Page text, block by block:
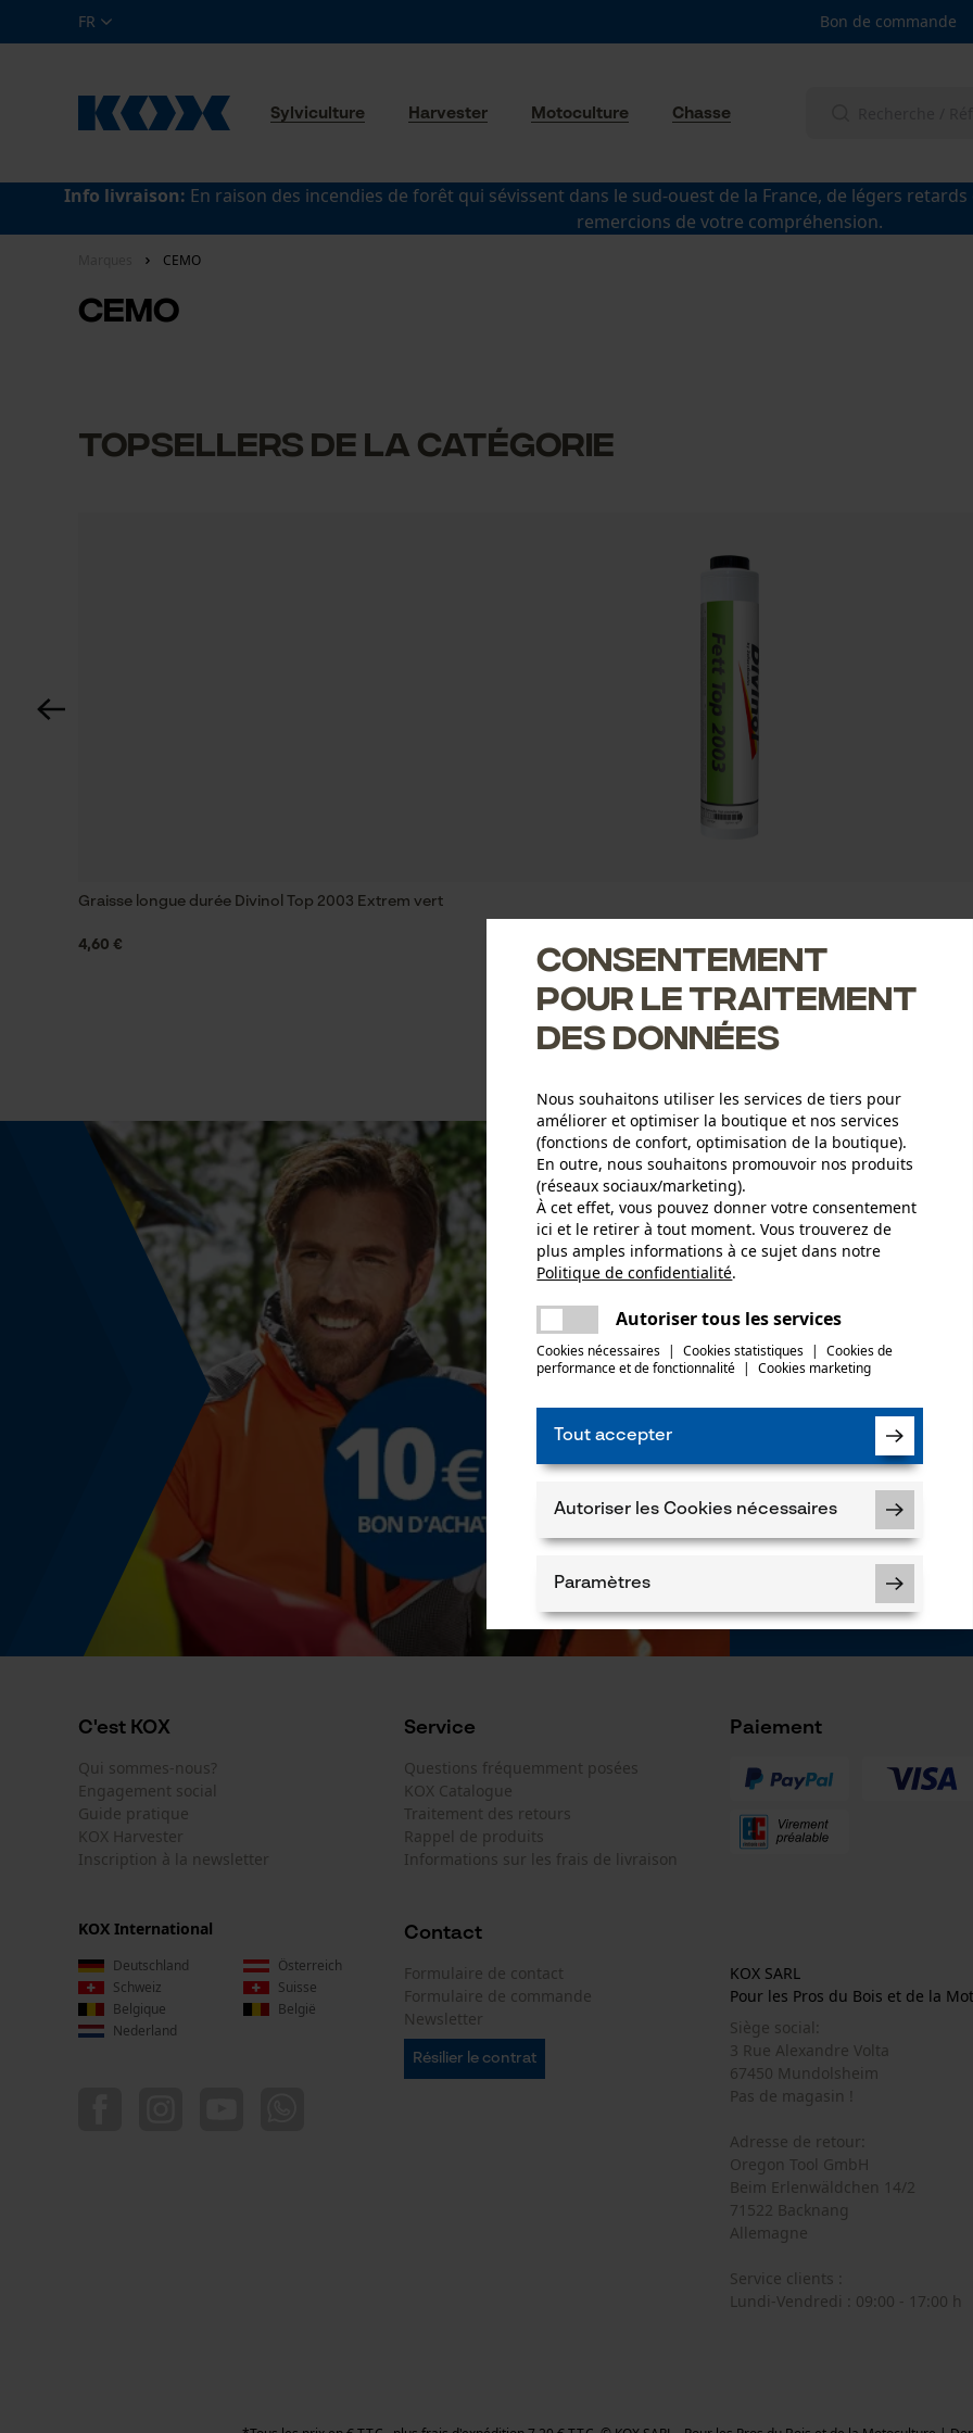
FR Bon de commande
Sylviculture Harvester Motoculture Chasse
Info livraison: En raison des incendies de forêt qui sévissent dans le sud-ouest de la France, de légers
remercions de votre compréhension.
CEMO
CEMO
topsellers de la catégorie
Graisse longue durée Divinol Top 2003 Extrem vert
4,60 €
Si vous
faire parvenir
notre
des tiers. Vous
moment sur
un lien tout en
* Champs
*** Valable à
C'est KOX
Qui sommes-nous?
Engagement social
Guide pratique
KOX Harvester
Inscription à la newsletter
Service
Questions fréquemment posées
KOX Catalogue
Traitement des retours
Rappel de produits
Informations sur les frais de livraison
Paiement
Contact
Formulaire de contact
Formulaire de commande
Newsletter
Résilier le contrat
KOX SARL
Pour les Pros du Bois et de la
Siège social:
3 Rue Alexandre Volta
67450 Mundolsheim
Pas de magasin !
Adresse de retour:
Oregon Tool GmbH
Beim Erlenwäldchen 14/2
71522 Backnang
Allemagne
Service clients :
Lundi-Vendredi : 09:00 - 17:00 h
KOX International
Deutschland
Österreich
Schweiz
Suisse
Belgique
België
Nederland
Consentement
pour le traitement
des données
Nous souhaitons utiliser les services de tiers pour
améliorer et optimiser la boutique et nos services
(fonctions de confort, optimisation de la boutique).
En outre, nous souhaitons promouvoir nos produits
(réseaux sociaux/marketing).
À cet effet, vous pouvez donner votre consentement
ici et le retirer à tout moment. Vous trouverez de
plus amples informations à ce sujet dans notre
Politique de confidentialité.
Autoriser tous les services
Cookies nécessaires | Cookies statistiques |
Cookies de
performance et de fonctionnalité | Cookies marketing
Tout accepter
Autoriser les Cookies nécessaires
Paramètres
Cookies nécessaires
Vérifier linstallation de cookies
ID de session
Cookies statistiques
Econda Analytics
Mouseflow Web Analytics Tool
Fact-Finder Tracking
Cookies de performance et de
Loop54 Personalization
Une erreur s'est produite. Veuillez essayer
encore.
partager